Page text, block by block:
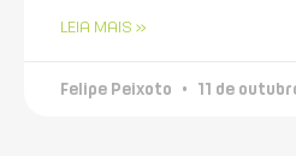
LEIA MAIS »
Felipe Peixoto 11 de